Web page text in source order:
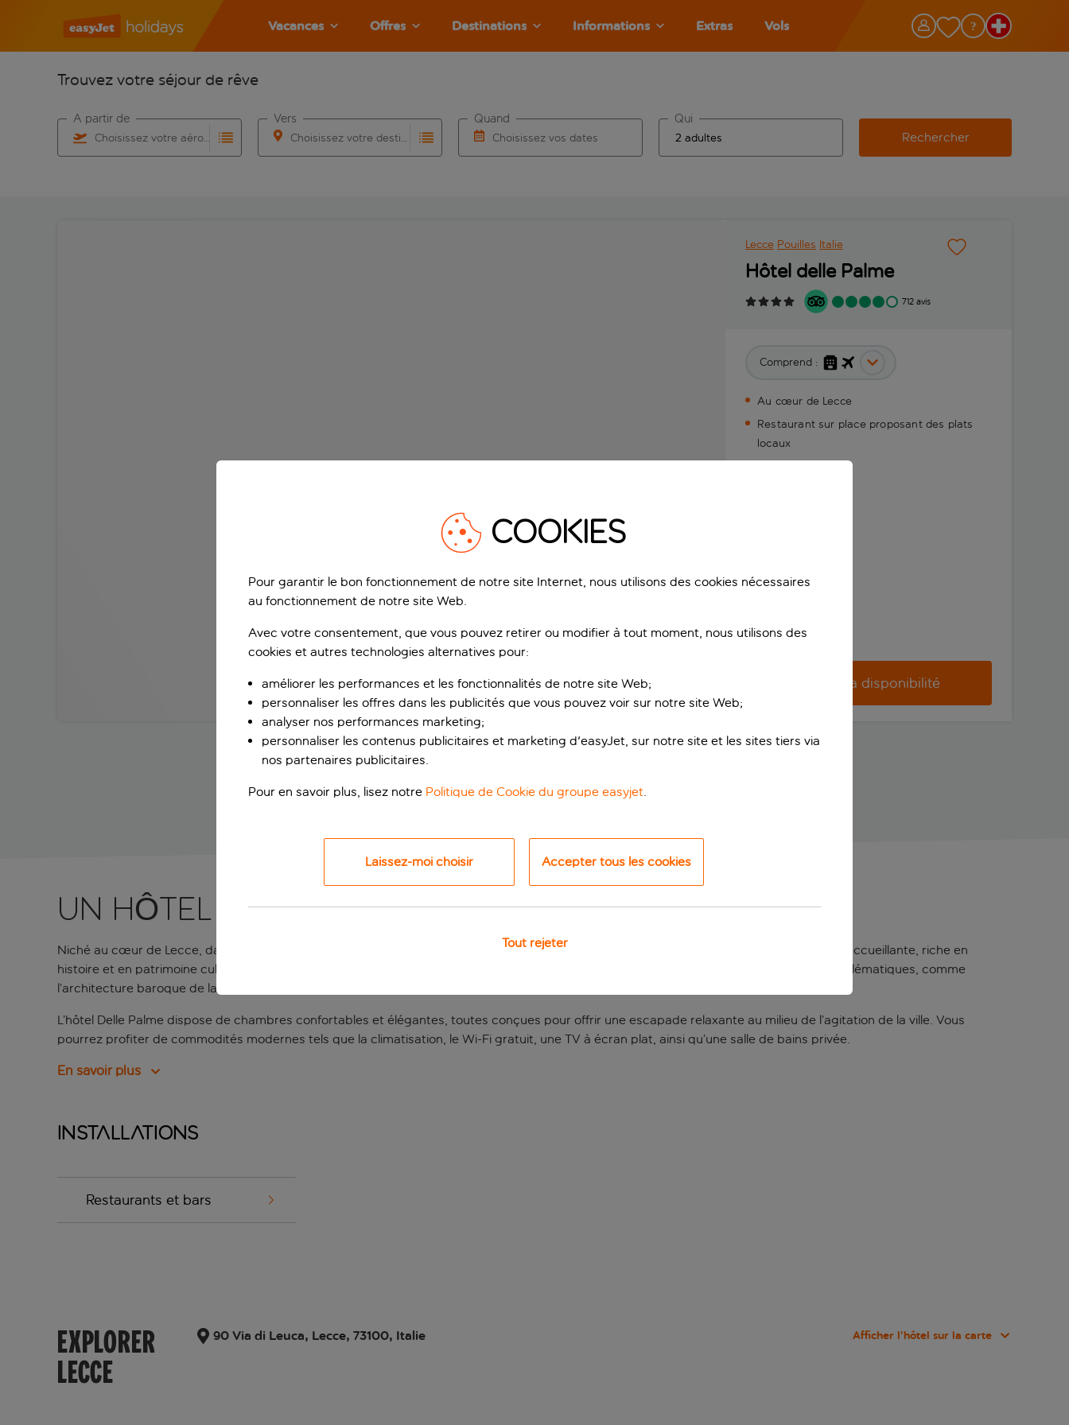
Vacances Offres Destinations Informations Extras Vols
Trouvez votre séjour de rêve
Choisissez votre aéroport
À partir de
Choisissez votre destination
Vers
Choisissez vos dates
Quand Qui
Rechercher
Lecce Pouilles Italie
Hôtel delle Palme
712 avis
Comprend :
Au cœur de Lecce
Restaurant sur place proposant des plats
locaux
Vérifier la disponibilité
UN HÔTEL QUATRE ÉTOILES AU CŒUR DE LA VILLE
Niché au cœur de Lecce, dans la région des Pouilles, sur le talon de la botte italienne, l’hôtel Delle Palme offre une retraite chaleureuse et accueillante, riche en
histoire et en patrimoine culturel. Situé à quelques pas du centre historique de Lecce, l’hôtel permet d’accéder facilement à des sites emblématiques, comme
l’architecture baroque de la Piazza del Duomo, la porte de Saint Blaise et l’ancien amphithéâtre romain.
L’hôtel Delle Palme dispose de chambres confortables et élégantes, toutes conçues pour offrir une escapade relaxante au milieu de l’agitation de la ville. Vous
pourrez profiter de commodités modernes tels que la climatisation, le Wi-Fi gratuit, une TV à écran plat, ainsi qu’une salle de bains privée.
En savoir plus
Installations
Restaurants et bars
EXPLORER
LECCE
90 Via di Leuca, Lecce, 73100, Italie Afficher l’hôtel sur la carte
COOKIES
Pour garantir le bon fonctionnement de notre site Internet, nous utilisons des cookies nécessaires
au fonctionnement de notre site Web.
Avec votre consentement, que vous pouvez retirer ou modifier à tout moment, nous utilisons des
cookies et autres technologies alternatives pour:
améliorer les performances et les fonctionnalités de notre site Web;
personnaliser les offres dans les publicités que vous pouvez voir sur notre site Web;
analyser nos performances marketing;
personnaliser les contenus publicitaires et marketing d'easyJet, sur notre site et les sites tiers via
nos partenaires publicitaires.
Pour en savoir plus, lisez notre Politique de Cookie du groupe easyjet
Laissez-moi choisir Accepter tous les cookies
Tout rejeter